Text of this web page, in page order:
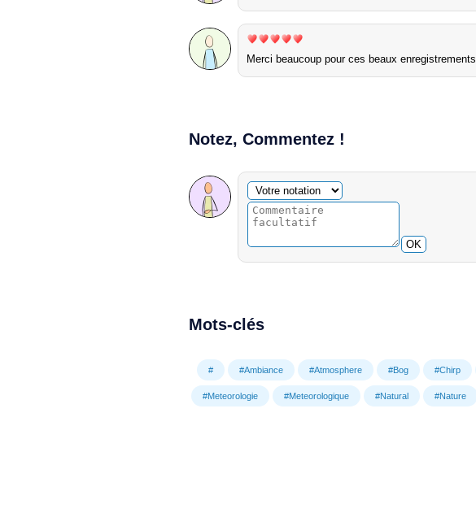
Merci beaucoup pour ces beaux enregistrements
Notez, Commentez !
Commentaire facultatif
Votre notation
OK
Mots-clés
# #Ambiance #Atmosphere #Bog #Chirp
#Meteorologie #Meteorologique #Natural #Nature